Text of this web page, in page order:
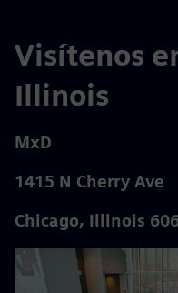
Visítenos
Illinois
MxD
1415 N Cherry Ave
Chicago, Illinois